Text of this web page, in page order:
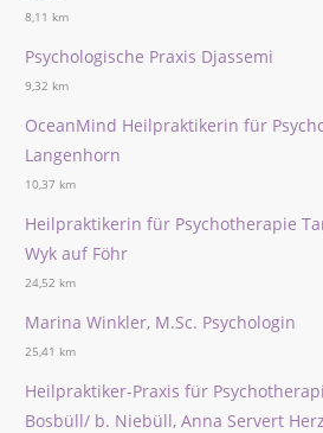
8,11 km
Psychologische Praxis Djassemi
9,32 km
OceanMind Heilpraktikerin für
Langenhorn
10,37 km
Heilpraktikerin für Psychotherapie
Wyk auf Föhr
24,52 km
Marina Winkler, M.Sc. Psychologin
25,41 km
Heilpraktiker-Praxis für
Bosbüll/ b. Niebüll, Anna Servert